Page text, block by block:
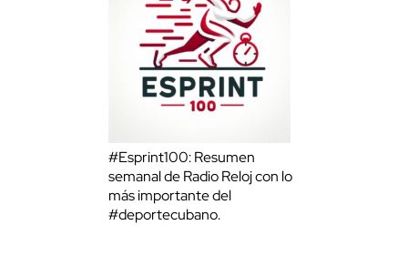
#Esprint100: Resumen
semanal de Radio Reloj con lo
más importante del
#deportecubano.